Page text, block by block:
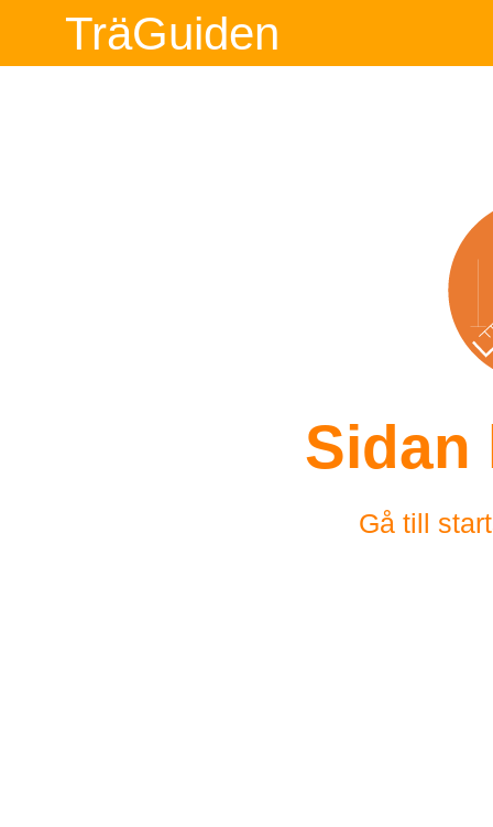
TräGuiden
Sidan
Gå till